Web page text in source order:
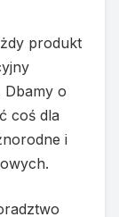
produkt
Dbamy o
coś dla
i